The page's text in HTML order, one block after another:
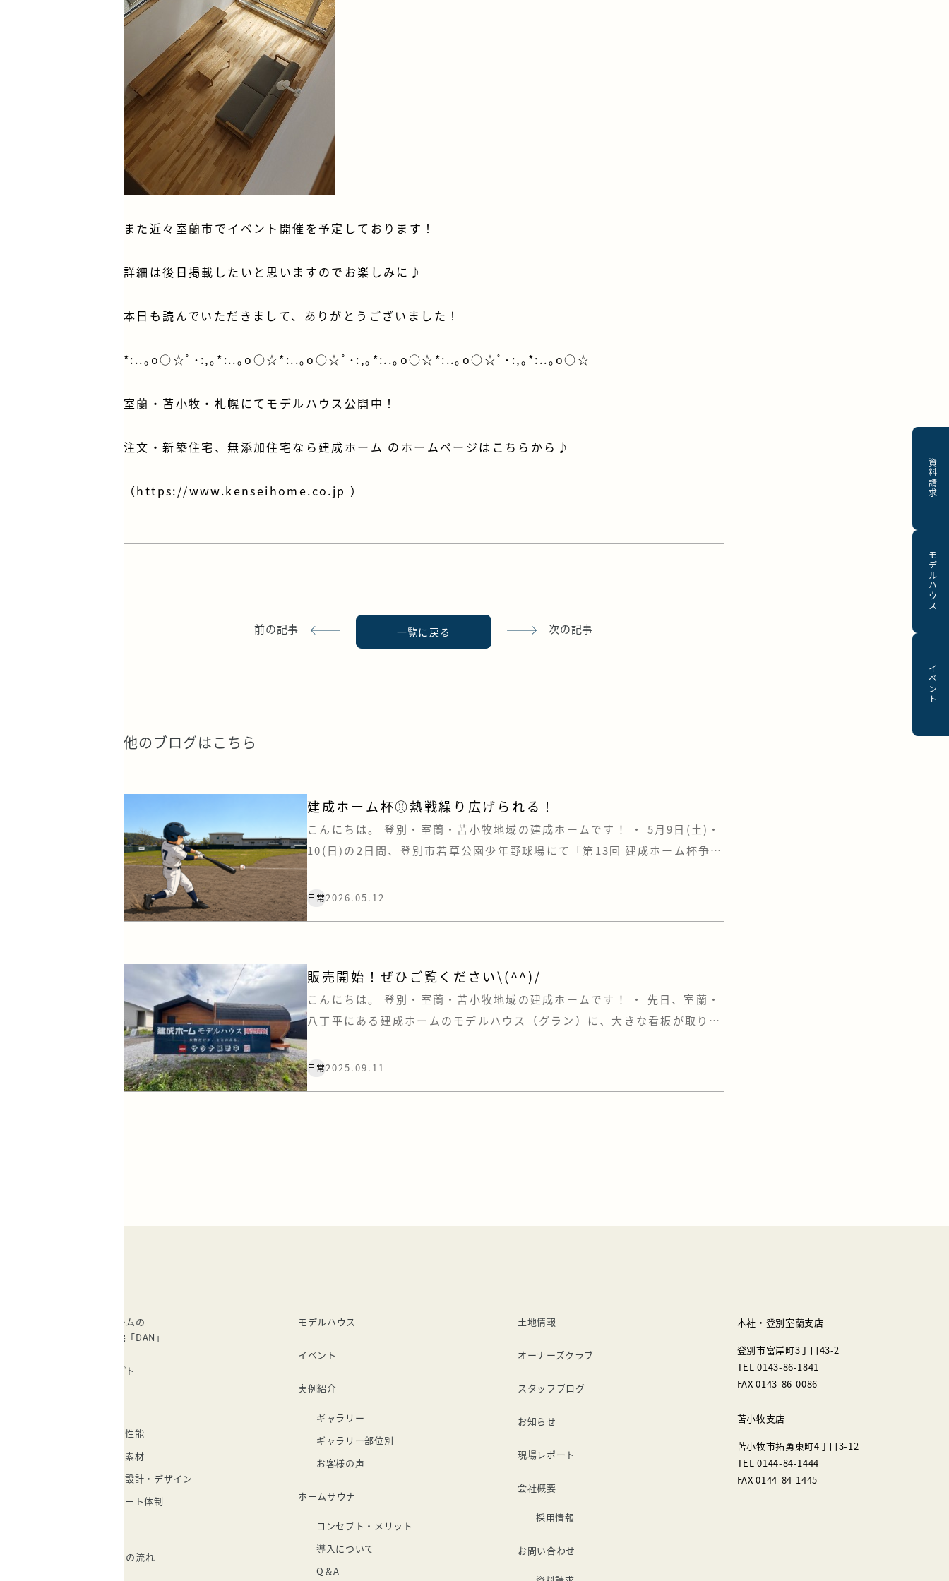
資料請求
モデルハウス
イベント
また近々室蘭市でイベント開催を予定しております！
詳細は後日掲載したいと思いますのでお楽しみに♪
本日も読んでいただきまして、ありがとうございました！
*:..｡o○☆ﾟ･:,｡*:..｡o○☆*:..｡o○☆ﾟ･:,｡*:..｡o○☆*:..｡o○☆ﾟ･:,｡*:..｡o○☆
室蘭・苫小牧・札幌にてモデルハウス公開中！
注文・新築住宅、無添加住宅なら建成ホーム のホームページはこちらから♪
（https://www.kenseihome.co.jp ）
前の記事 一覧に戻る 次の記事
他のブログはこちら
建成ホーム杯⚾熱戦繰り広げられる！
こんにちは。 登別・室蘭・苫小牧地域の建成ホームです！ ・ 5月9日(土)・
10(日)の2日間、登別市若草公園少年野球場にて「第13回 建成ホーム杯争奪
た今大会ですが、今年も例年に違わぬ素晴らしい熱戦が繰り広げられまし
日常2026.05.12
販売開始！ぜひご覧ください\(^^)/
こんにちは。 登別・室蘭・苫小牧地域の建成ホームです！ ・ 先日、室蘭・
八丁平にある建成ホームのモデルハウス（グラン）に、大きな看板が取り付
したら「満天花火」に行った方で、シャトルバスで行き来する時に見たよー
日常2025.09.11
建成ホームの
注文住宅「DAN」
コンセプト
家づくり
住宅性能
自然素材
自由設計・デザイン
サポート体制
実績
家づくりの流れ
モデルハウス
イベント
実例紹介
ギャラリー
ギャラリー部位別
お客様の声
ホームサウナ
コンセプト・メリット
導入について
Q＆A
土地情報
オーナーズクラブ
スタッフブログ
お知らせ
現場レポート
会社概要
採用情報
お問い合わせ
本社・登別室蘭支店
登別市富岸町3丁目43-2
TEL 0143-86-1841
FAX 0143-86-0086
苫小牧支店
苫小牧市拓勇東町4丁目3-12
TEL 0144-84-1444
FAX 0144-84-1445